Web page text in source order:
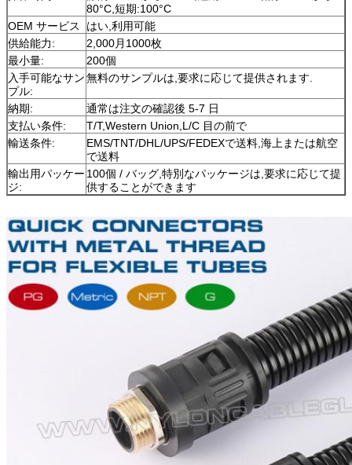
80°C,短期:100°C
OEM サービス
はい,利用可能
供給能力:
2,000月1000枚
最小量:
200個
入手可能なサン
プル:
無料のサンプルは,要求に応じて提供されます.
納期:
通常は注文の確認後 5-7 日
支払い条件:
T/T,Western Union,L/C 目の前で
輸送条件:
EMS/TNT/DHL/UPS/FEDEXで送料,海上または航空
で送料
輸出用パッケー
ジ:
100個 / バッグ,特別なパッケージは,要求に応じて提
供することができます